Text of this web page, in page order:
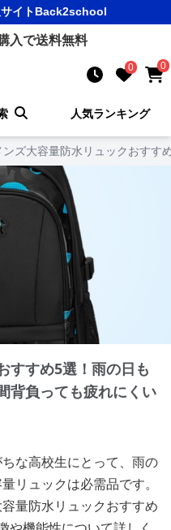
イトBack2school
入で送料無料
0 0
人気ランキング
ンズ大容量防水リュックおすす
すすめ5選！雨の日も
背負っても疲れにくい
な高校生にとって、雨の
リュックは必需品です。
量防水リュックおすすめ